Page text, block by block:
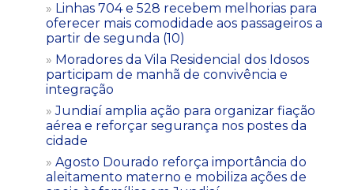
Linhas 704 e 528 recebem melhorias para
oferecer mais comodidade aos passageiros a
partir de segunda (10)
Moradores da Vila Residencial dos Idosos
participam de manhã de convivência e
integração
Jundiaí amplia ação para organizar fiação
aérea e reforçar segurança nos postes da
cidade
Agosto Dourado reforça importância do
aleitamento materno e mobiliza ações de